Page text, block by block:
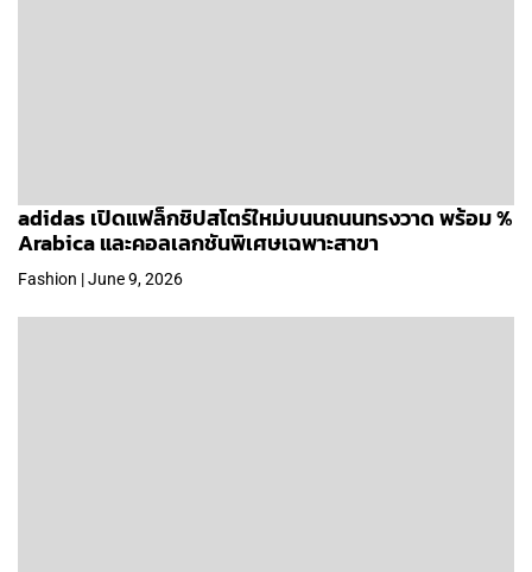
adidas เปิดแฟล็กชิปสโตร์ใหม่บนนถนนทรงวาด พร้อม %
Arabica และคอลเลกชันพิเศษเฉพาะสาขา
Fashion | June 9, 2026